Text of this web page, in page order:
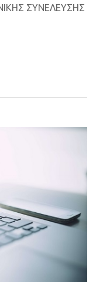
ΣΥΝΕΛΕΥΣΗΣ